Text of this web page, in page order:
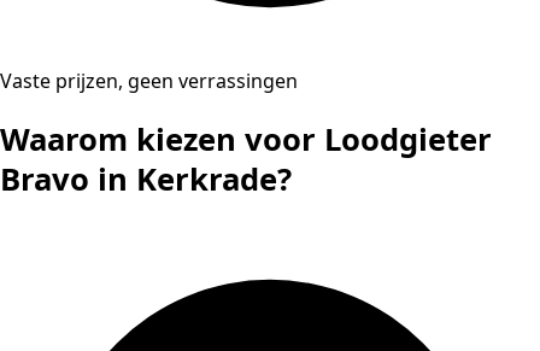
Vaste prijzen, geen verrassingen
Waarom kiezen voor Loodgieter
Bravo in Kerkrade?